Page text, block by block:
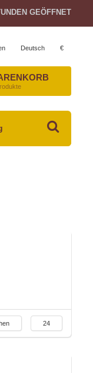
GEÖFFNET
Deutsch €
24